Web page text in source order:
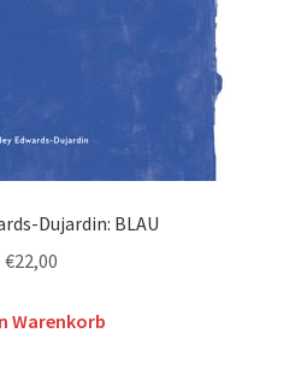
Dujardin: BLAU
€22,00
Warenkorb